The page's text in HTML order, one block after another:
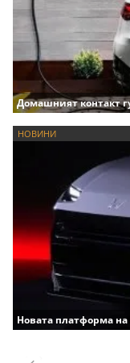
Домашният контакт
НОВИНИ
Новата платформа